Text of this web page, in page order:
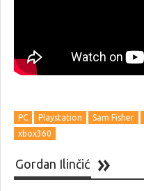
PC Playstation Sam Fisher
xbox360
Gordan Ilinčić